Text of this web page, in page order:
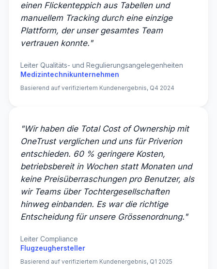
einen Flickenteppich aus Tabellen und
manuellem Tracking durch eine einzige
Plattform, der unser gesamtes Team
vertrauen konnte."
Leiter Qualitäts- und Regulierungsangelegenheiten
Medizintechnikunternehmen
Basierend auf verifiziertem Kundenergebnis, Q4 2024
"Wir haben die Total Cost of Ownership mit
OneTrust verglichen und uns für Priverion
entschieden. 60 % geringere Kosten,
betriebsbereit in Wochen statt Monaten und
keine Preisüberraschungen pro Benutzer, als
wir Teams über Tochtergesellschaften
hinweg einbanden. Es war die richtige
Entscheidung für unsere Grössenordnung."
Leiter Compliance
Flugzeughersteller
Basierend auf verifiziertem Kundenergebnis, Q1 2025